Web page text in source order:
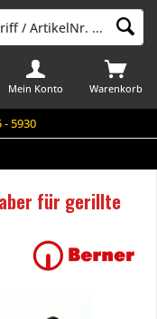
- 5930
Warenkorb
Mein Konto
für gerillte